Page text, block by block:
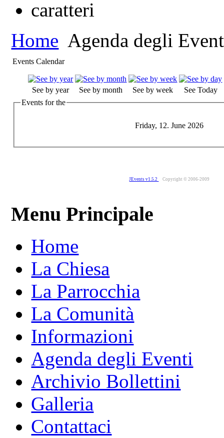
Home Agenda degli
Events Calendar
See by year See by month See by week
See Today
Events for the
Friday, 12. June 2026
JEvents v1.5.2 Copyright © 2006-2009
Menu Principale
Home
La Chiesa
La Parrocchia
La Comunità
Informazioni
Agenda degli Eventi
Archivio Bollettini
Galleria
Contattaci